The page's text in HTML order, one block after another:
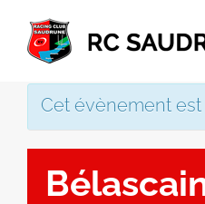
Passer
contenu
Cet évènement est